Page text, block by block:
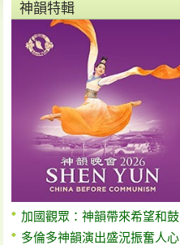
神韻特輯
加國觀眾：神韻帶來希望和鼓
多倫多神韻演出盛況振奮人心